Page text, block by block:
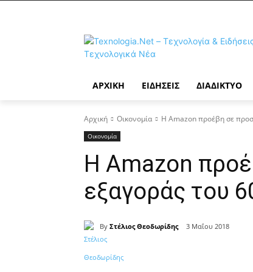
ΑΡΧΙΚΉ ΕΙΔΉΣΕΙΣ ΔΙΑΔΊΚΤΥΟ
Αρχική Οικονομία Η Amazon προέβη σε
Οικονομία
Η Amazon
εξαγοράς του
By Στέλιος Θεοδωρίδης 3 Μαΐου 2018
Κοινοποίηση